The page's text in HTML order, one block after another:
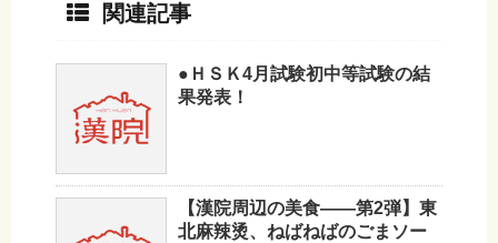
関連記事
●ＨＳＫ4月試験初中等試験の結
果発表！
【漢院周辺の美食——第2弾】東
北麻辣烫、ねばねばのごまソー